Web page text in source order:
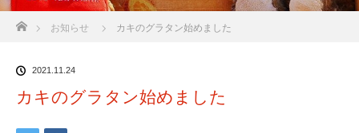
お知らせ カキのグラタン始めました
2021.11.24
カキのグラタン始めました